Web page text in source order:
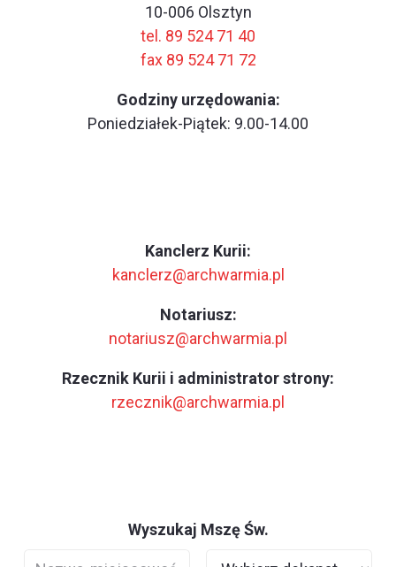
10-006 Olsztyn
tel. 89 524 71 40
fax 89 524 71 72
Godziny urzędowania:
Poniedziałek-Piątek: 9.00-14.00
Kanclerz Kurii:
kanclerz@archwarmia.pl
Notariusz:
notariusz@archwarmia.pl
Rzecznik Kurii i administrator strony:
rzecznik@archwarmia.pl
Wyszukaj Mszę Św.